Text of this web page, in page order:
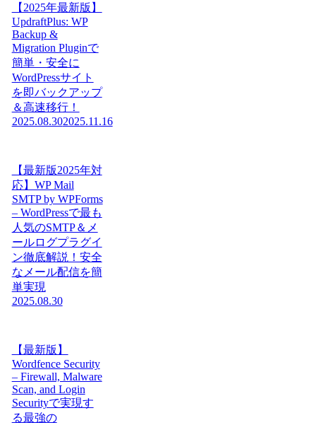
【2025年最新版】
UpdraftPlus: WP
Backup &
Migration Pluginで
簡単・安全に
WordPressサイト
を即バックアップ
＆高速移行！
2025.08.302025.11.16
【最新版2025年対
応】WP Mail
SMTP by WPForms
– WordPressで最も
人気のSMTP＆メ
ールログプラグイ
ン徹底解説！安全
なメール配信を簡
単実現
2025.08.30
【最新版】
Wordfence Security
– Firewall, Malware
Scan, and Login
Securityで実現す
る最強の